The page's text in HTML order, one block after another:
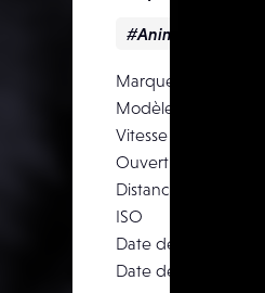
#Animalier
Marque
Modèle
Vitesse d’obturation
Ouverture
Distance focale
ISO
Date de prise de vue
Date de publication